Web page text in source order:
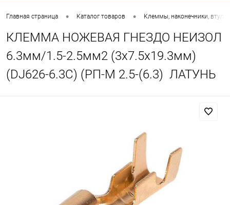
Главная страница • Каталог товаров • Клеммы, наконечники,
КЛЕММА НОЖЕВАЯ ГНЕЗДО НЕИЗОЛ
6.3мм/1.5-2.5мм2 (3x7.5x19.3мм)
(DJ626-6.3C) (РП-М 2.5-(6.3) ЛАТУНЬ